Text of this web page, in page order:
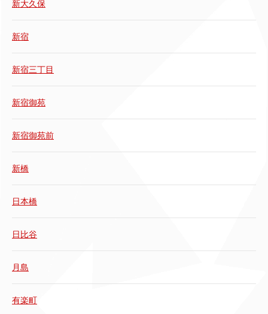
新大久保
新宿
新宿三丁目
新宿御苑
新宿御苑前
新橋
日本橋
日比谷
月島
有楽町